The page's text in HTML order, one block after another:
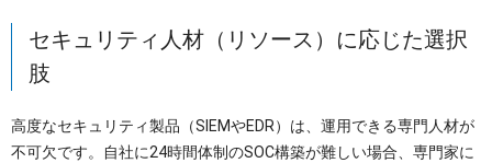
セキュリティ人材（リソース）に応じた選択
肢
高度なセキュリティ製品（SIEMやEDR）は、運用できる専門人材が
不可欠です。自社に24時間体制のSOC構築が難しい場合、専門家に